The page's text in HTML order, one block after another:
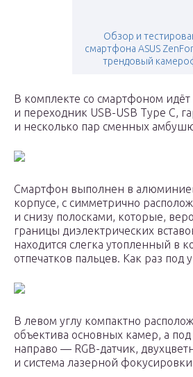
Обзор и
смартфона ASUS
трендовый
В комплекте со смартфоном идёт
и переходник USB-USB Type C,
и несколько пар сменных
Смартфон выполнен в
корпусе, с симметрично
и снизу полосками, которые,
границы диэлектрических
находится слегка утопленный в
отпечатков пальцев. Как раз под
В левом углу компактно
объектива основных камер, а
направо — RGB-датчик,
и система лазерной